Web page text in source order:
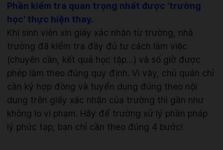
Phần kiểm tra quan trọng nhất được 'trường
học' thực hiện thay.
Khi sinh viên xin giấy xác nhận từ trường, nhà
trường đã kiểm tra đầy đủ tư cách làm việc
(chuyên cần, kết quả học tập…) và số giờ được
phép làm theo đúng quy định. Vì vậy, chủ quán chỉ
cần ký hợp đồng và tuyển dụng đúng theo nội
dung trên giấy xác nhận của trường thì gần như
không lo vi phạm. Hãy để trường xử lý phần pháp
lý phức tạp, bạn chỉ cần theo đúng 4 bước!